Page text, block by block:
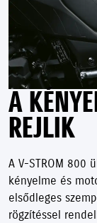
A
REJLIK
A V-STROM 800
kényelme és
elsődleges
rögzítéssel